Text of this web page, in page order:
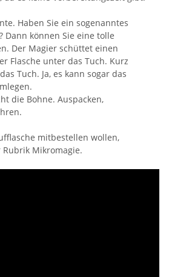
Haben Sie ein sogenanntes
Dann können Sie eine tolle
Der Magier schüttet einen
Flasche unter das Tuch. Kurz
Tuch. Ja, es kann sogar das
die Bohne. Auspacken,
mitbestellen wollen,
Mikromagie.